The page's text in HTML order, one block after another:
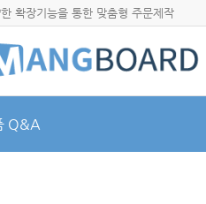
확장기능을 통한 맞춤형 주문제작
Q&A